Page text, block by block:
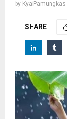
by KyaiPamungkas
SHARE